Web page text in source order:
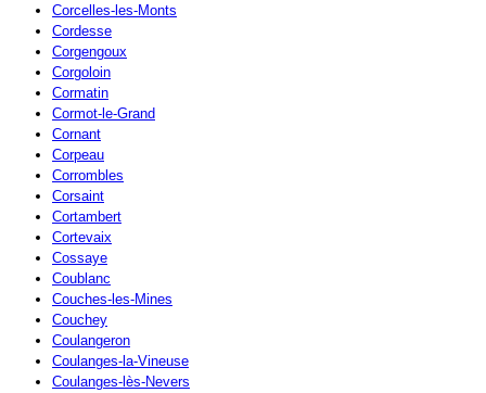
Corcelles-les-Monts
Cordesse
Corgengoux
Corgoloin
Cormatin
Cormot-le-Grand
Cornant
Corpeau
Corrombles
Corsaint
Cortambert
Cortevaix
Cossaye
Coublanc
Couches-les-Mines
Couchey
Coulangeron
Coulanges-la-Vineuse
Coulanges-lès-Nevers